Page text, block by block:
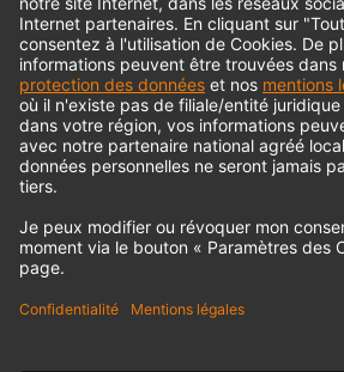
© 2018 - 2026Georg Neumann GmbH
Impression
Politique de confidentialité
Conditions générales